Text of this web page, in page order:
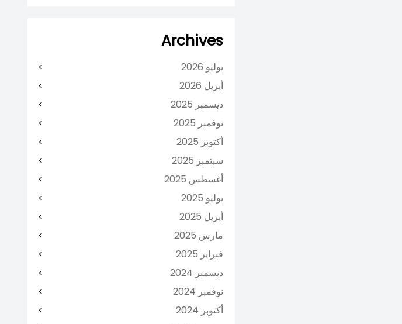
Archives
يوليو 2026
أبريل 2026
ديسمبر 2025
نوفمبر 2025
أكتوبر 2025
سبتمبر 2025
أغسطس 2025
يوليو 2025
أبريل 2025
مارس 2025
فبراير 2025
ديسمبر 2024
نوفمبر 2024
أكتوبر 2024